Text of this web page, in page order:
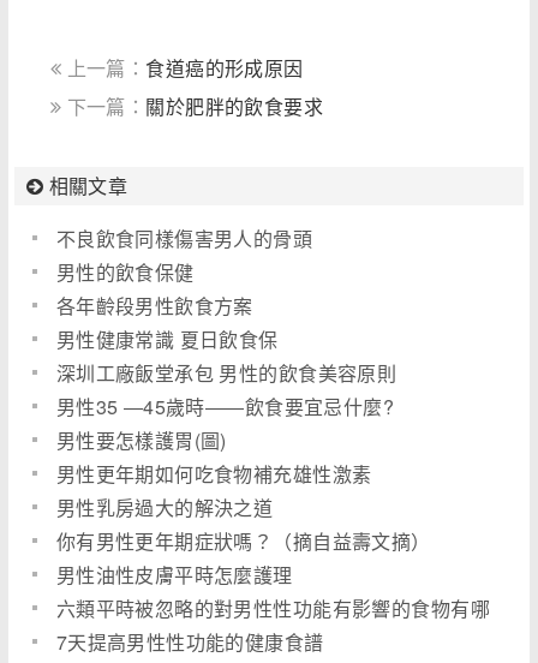
上一篇： 食道癌的形成原因
下一篇： 關於肥胖的飲食要求
相關文章
不良飲食同樣傷害男人的骨頭
男性的飲食保健
各年齡段男性飲食方案
男性健康常識 夏日飲食保
深圳工廠飯堂承包 男性的飲食美容原則
男性35 ―45歲時――飲食要宜忌什麼?
男性要怎樣護胃(圖)
男性更年期如何吃食物補充雄性激素
男性乳房過大的解決之道
你有男性更年期症狀嗎？（摘自益壽文摘）
男性油性皮膚平時怎麼護理
六類平時被忽略的對男性性功能有影響的食物有哪
些？7天提高男性性功能的健康食譜